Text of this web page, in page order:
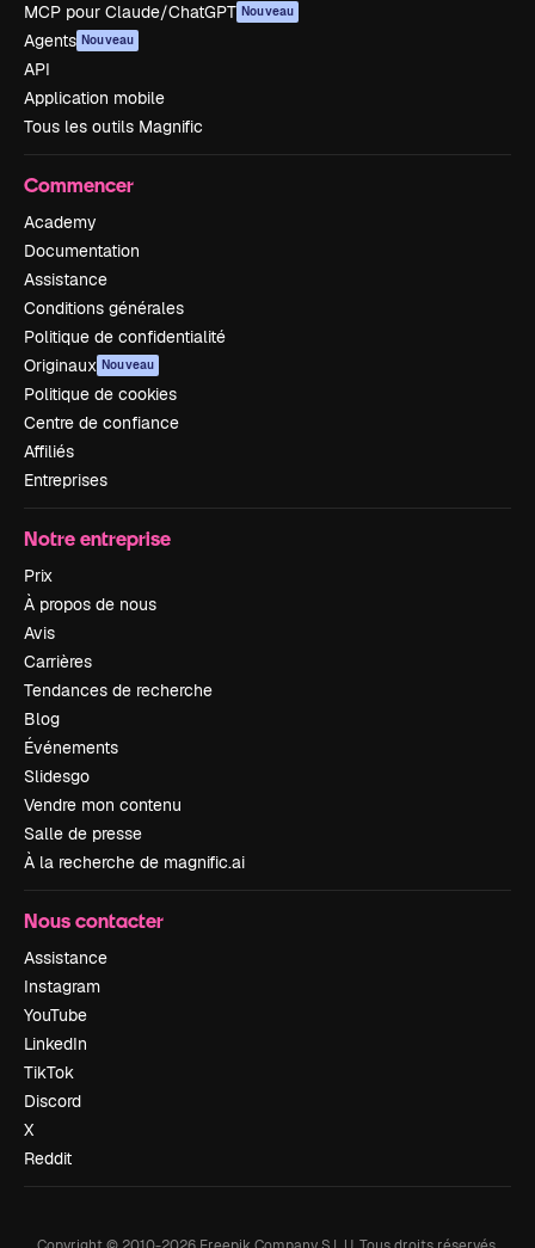
MCP pour Claude/ChatGPT Nouveau
Agents Nouveau
API
Application mobile
Tous les outils Magnific
Commencer
Academy
Documentation
Assistance
Conditions générales
Politique de confidentialité
Originaux Nouveau
Politique de cookies
Centre de confiance
Affiliés
Entreprises
Notre entreprise
Prix
À propos de nous
Avis
Carrières
Tendances de recherche
Blog
Événements
Slidesgo
Vendre mon contenu
Salle de presse
À la recherche de magnific.ai
Nous contacter
Assistance
Instagram
YouTube
LinkedIn
TikTok
Discord
X
Reddit